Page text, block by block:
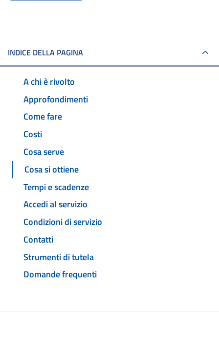
INDICE DELLA PAGINA
A chi è rivolto
Approfondimenti
Come fare
Costi
Cosa serve
Cosa si ottiene
Tempi e scadenze
Accedi al servizio
Condizioni di servizio
Contatti
Strumenti di tutela
Domande frequenti